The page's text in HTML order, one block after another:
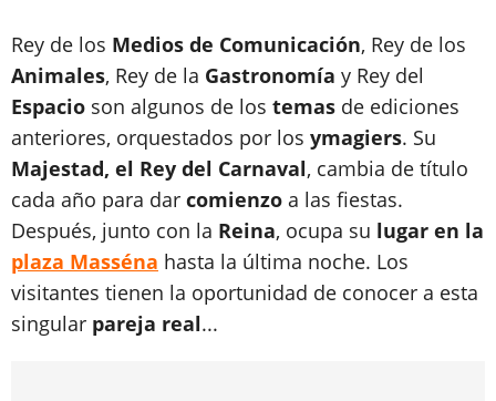
Rey de los Medios de Comunicación, Rey de los
Animales, Rey de la Gastronomía y Rey del
Espacio son algunos de los temas de ediciones
anteriores, orquestados por los ymagiers. Su
Majestad, el Rey del Carnaval, cambia de título
cada año para dar comienzo a las fiestas.
Después, junto con la Reina, ocupa su lugar en la
plaza Masséna hasta la última noche. Los
visitantes tienen la oportunidad de conocer a esta
singular pareja real...